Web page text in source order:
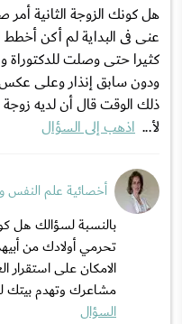
هل كونك الزوجة الثانية
عنى فى البداية لم أكن
كثيرا حتى وصلت
ودون سابق إنذار وعلى
ذلك الوقت قال أن لديه
لأ... اذهب إلى السؤال
أخصائية علم النفس
بالنسبة لسؤالك هل
تحرمي أولادك من
الامكان على استقرار
مشاعرك وتهدم بيتك
السؤال